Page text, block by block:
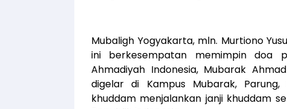
Mubaligh Yogyakarta, mln. Murtiono
ini berkesempatan memimpin doa
Ahmadiyah Indonesia, Mubarak
digelar di Kampus Mubarak,
khuddam menjalankan janji khuddam